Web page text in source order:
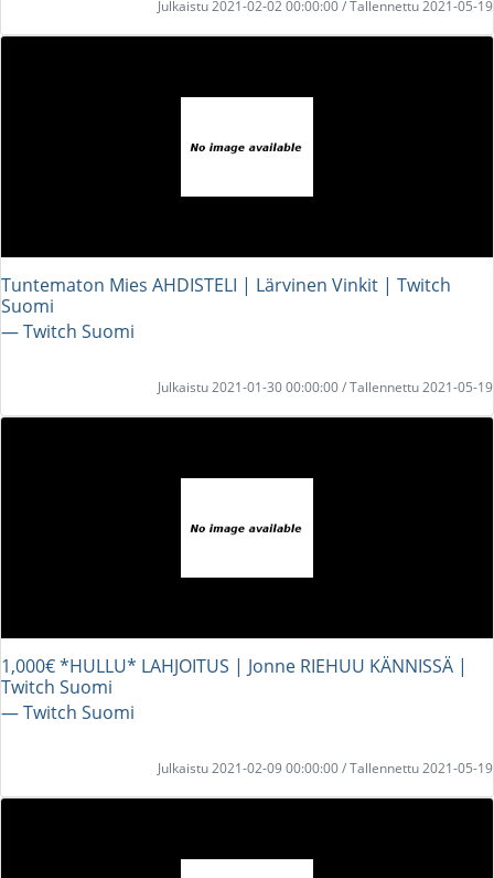
Julkaistu 2021-02-02 00:00:00 / Tallennettu 2021-05-19
Tuntematon Mies AHDISTELI | Lärvinen Vinkit | Twitch
Suomi
― Twitch Suomi
Julkaistu 2021-01-30 00:00:00 / Tallennettu 2021-05-19
1,000€ *HULLU* LAHJOITUS | Jonne RIEHUU KÄNNISSÄ |
Twitch Suomi
― Twitch Suomi
Julkaistu 2021-02-09 00:00:00 / Tallennettu 2021-05-19